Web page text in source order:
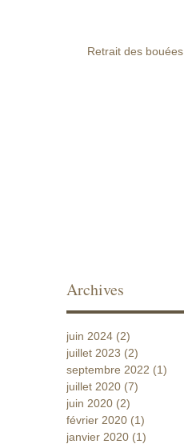
Retrait des bouées
Archives
juin 2024 (2)
juillet 2023 (2)
septembre 2022 (1)
juillet 2020 (7)
juin 2020 (2)
février 2020 (1)
janvier 2020 (1)